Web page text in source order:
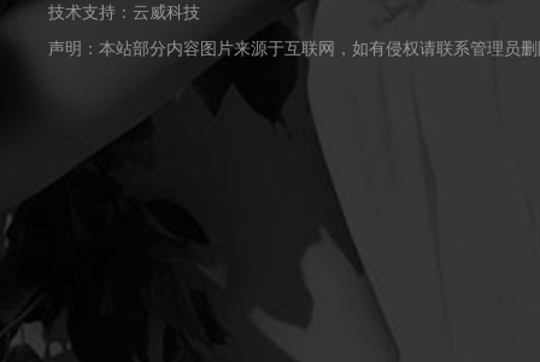
技术支持：云威科技
声明：本站部分内容图片来源于互联网，如有侵权请联系管理员